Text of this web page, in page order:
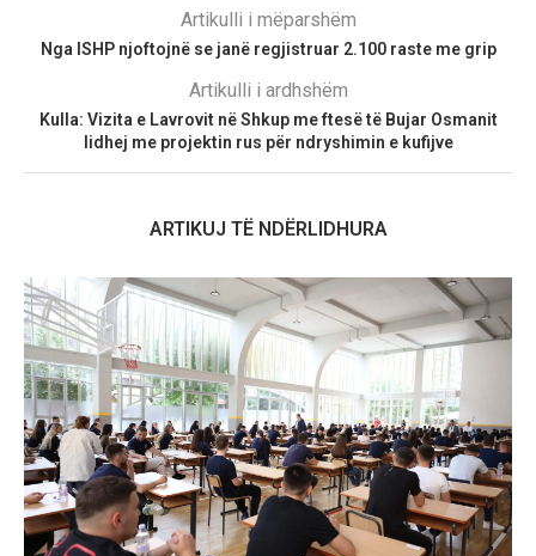
Artikulli i mëparshëm
Nga ISHP njoftojnë se janë regjistruar 2.100 raste me grip
Artikulli i ardhshëm
Kulla: Vizita e Lavrovit në Shkup me ftesë të Bujar Osmanit
lidhej me projektin rus për ndryshimin e kufijve
ARTIKUJ TË NDËRLIDHURA